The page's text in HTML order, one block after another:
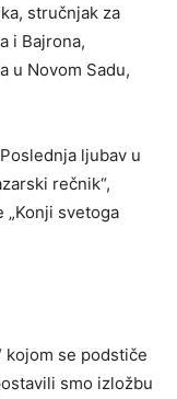
stručnjak za
i Bajrona,
u Novom Sadu,
ljubav u
rečnik“,
„Konji svetoga
kojom se podstiče
smo izložbu